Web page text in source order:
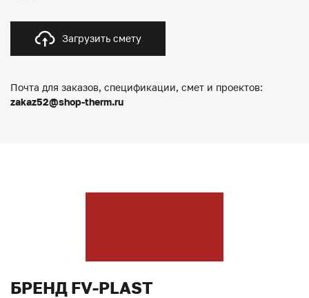
Загрузить смету
Почта для заказов, спецификации, смет и проектов:
zakaz52@shop-therm.ru
БРЕНД FV-PLAST